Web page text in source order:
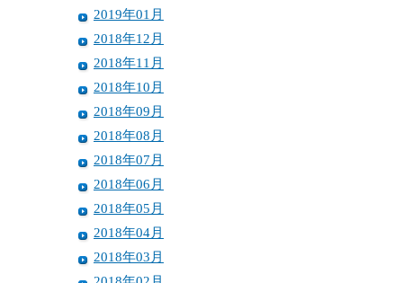
2019年01月
2018年12月
2018年11月
2018年10月
2018年09月
2018年08月
2018年07月
2018年06月
2018年05月
2018年04月
2018年03月